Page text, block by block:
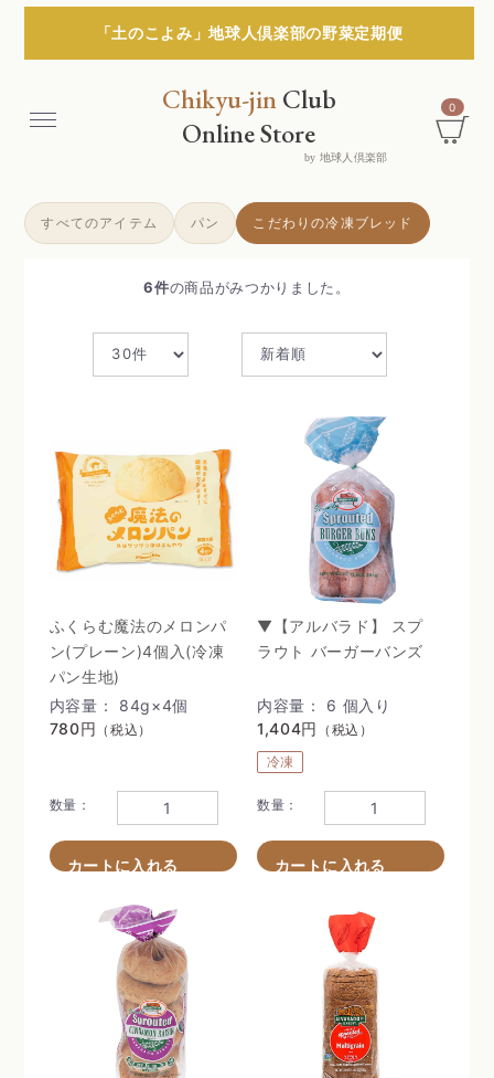
Menu
「土のこよみ」地球人倶楽部の野菜定期便
Chikyu-jinClub
Online Store
by 地球人倶楽部
0
すべてのアイテム パン こだわりの冷凍ブレッド
6件の商品がみつかりました。
ふくらむ魔法のメロンパ
ン(プレーン)4個入(冷凍
パン生地)
内容量： 84g×4個
780円 （税込）
数量：
▼【アルバラド】 スプ
ラウト バーガーバンズ
内容量： 6 個入り
1,404円 （税込）
冷凍
数量：